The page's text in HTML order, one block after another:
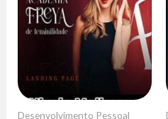
Desenvolvimento Pessoal